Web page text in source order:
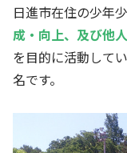
日進市在住の少年
成・向上、及び他
を目的に活動して
名です。